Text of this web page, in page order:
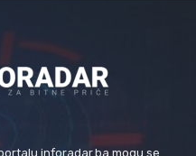
inforadar.ba mogu se